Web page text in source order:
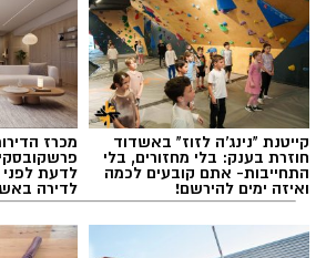
תגים:מכבי אשדוד, דן קצירקייטנת "נינג'ה לזוז" באשדוד
חוזרת בענק: בלי מחזורים, בלי
התחייבות- אתם קובעים לכמה
ואיזה ימים להירשם!
מכרז
לדעת
לדירה